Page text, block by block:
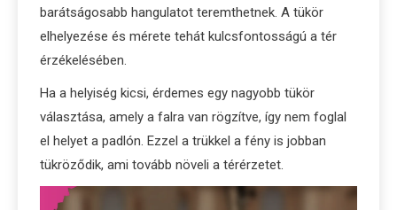
barátságosabb hangulatot teremthetnek. A tükör
elhelyezése és mérete tehát kulcsfontosságú a tér
érzékelésében.
Ha a helyiség kicsi, érdemes egy nagyobb tükör
választása, amely a falra van rögzítve, így nem foglal
el helyet a padlón. Ezzel a trükkel a fény is jobban
tükröződik, ami tovább növeli a térérzetet.